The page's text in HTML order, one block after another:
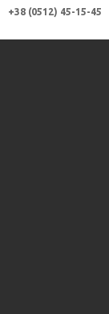
+38 (0512) 45-15-45